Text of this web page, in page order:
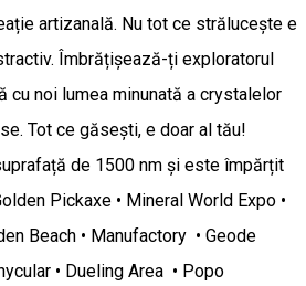
artizanală. Nu tot ce strălucește e
Îmbrățișează-ți exploratorul
cu noi lumea minunată a crystalelor
Tot ce găsești, e doar al tău!
de 1500 nm și este împărțit
Pickaxe • Mineral World Expo •
Beach • Manufactory • Geode
• Dueling Area • Popo